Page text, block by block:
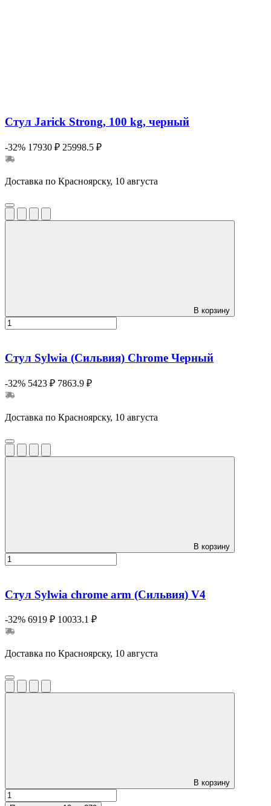
Стул Jarick Strong, 100 kg, черный
-32% 17930 ₽ 25998.5 ₽
Доставка по Красноярску, 10 августа
В корзину
Стул Sylwia (Сильвия) Сhrome Черный
-32% 5423 ₽ 7863.9 ₽
Доставка по Красноярску, 10 августа
В корзину
Стул Sylwia chrome arm (Сильвия) V4
-32% 6919 ₽ 10033.1 ₽
Доставка по Красноярску, 10 августа
В корзину